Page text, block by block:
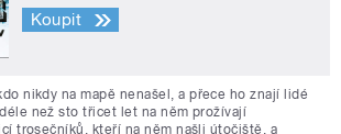
Koupit
nikdy na mapě nenašel, a přece ho znají lidé
než sto třicet let na něm prožívají
trosečníků, kteří na něm našli útočiště, a